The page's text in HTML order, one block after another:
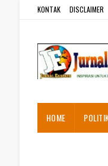
KONTAK DISCLAIMER
HOME